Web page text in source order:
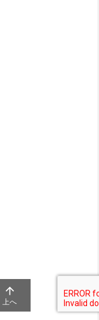

上へ